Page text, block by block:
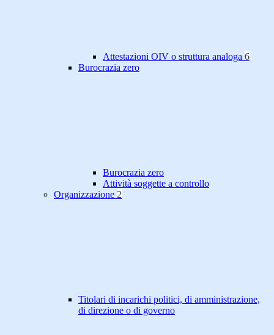
Attestazioni OIV o struttura analoga 6
Burocrazia zero
Burocrazia zero
Attività soggette a controllo
Organizzazione 2
Titolari di incarichi politici, di amministrazione,
di direzione o di governo